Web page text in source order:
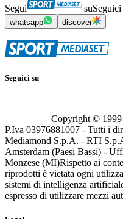
Segui suSeguici
whatsapp discover
Seguici su
Copyright ©
P.Iva 03976881007 - Tutti i
Mediamond S.p.A. - RTI
Amsterdam (Paesi Bassi) -
Monzese (MI)Rispetto ai
riprodotti è vietata ogni
sistemi di intelligenza
espresso di utilizzare mezzi